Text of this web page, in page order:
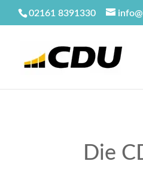
02161 8391330
Die